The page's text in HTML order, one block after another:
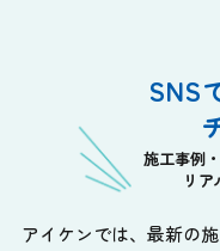
SNS
施工事例
リア
アイケンでは、最新の